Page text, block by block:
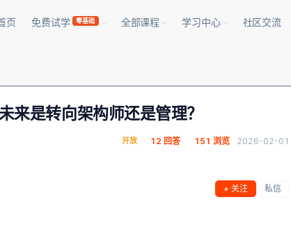
页 免费试学 零基础 全部课程 学习中心 社区交流
来是转向架构师还是管理？
开放 12 回答 151 浏览 2026-02-01
+ 关注 私信